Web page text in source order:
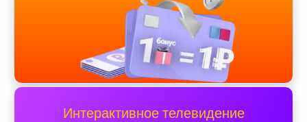
Интерактивное телевидение